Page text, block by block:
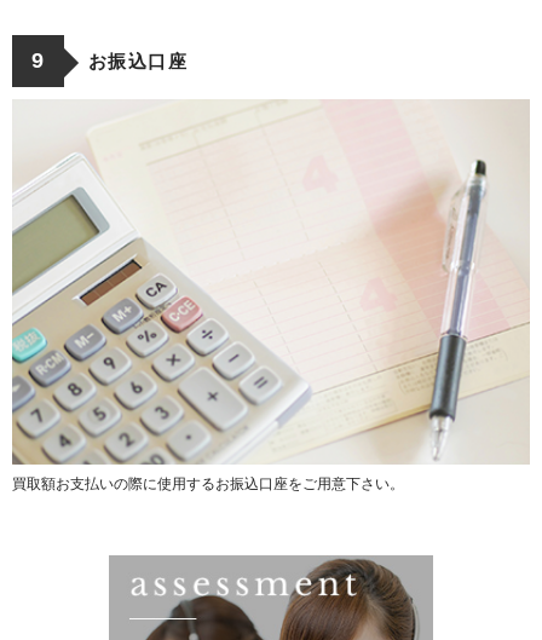
9 お振込口座
買取額お支払いの際に使用するお振込口座をご用意下さい。